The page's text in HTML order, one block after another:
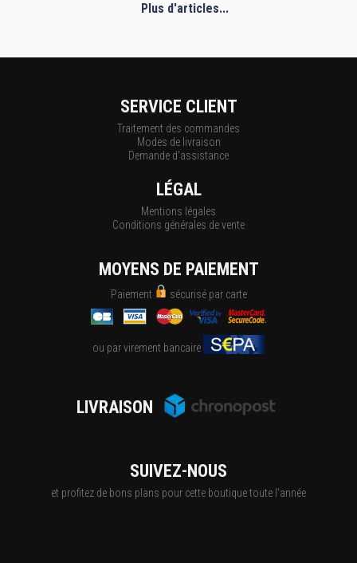
Plus d'articles...
SERVICE CLIENT
Traitement des commandes
Modes de livraison
Demande d'assistance
LÉGAL
Mentions légales
Conditions générales de vente
MOYENS DE PAIEMENT
Paiement sécurisé par carte
ou par virement bancaire
LIVRAISON
SUIVEZ-NOUS
et profitez de bons plans pour cette boutique toute l'année